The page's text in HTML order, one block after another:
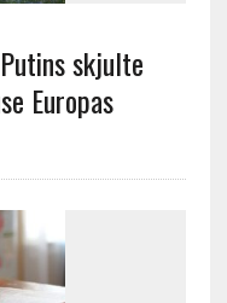
skjulte
Europas